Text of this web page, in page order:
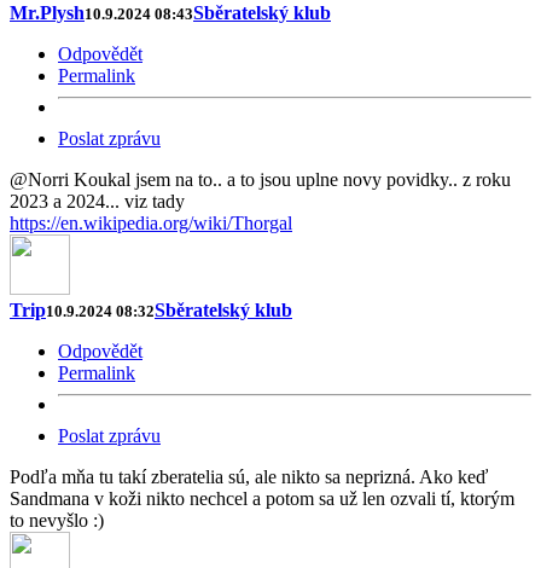
Mr.Plysh10.9.2024 08:43Sběratelský klub
Odpovědět
Permalink
Poslat zprávu
@Norri Koukal jsem na to.. a to jsou uplne novy povidky.. z roku
2023 a 2024... viz tady
https://en.wikipedia.org/wiki/Thorgal
Trip10.9.2024 08:32Sběratelský klub
Odpovědět
Permalink
Poslat zprávu
Podľa mňa tu takí zberatelia sú, ale nikto sa neprizná. Ako keď
Sandmana v koži nikto nechcel a potom sa už len ozvali tí, ktorým
to nevyšlo :)